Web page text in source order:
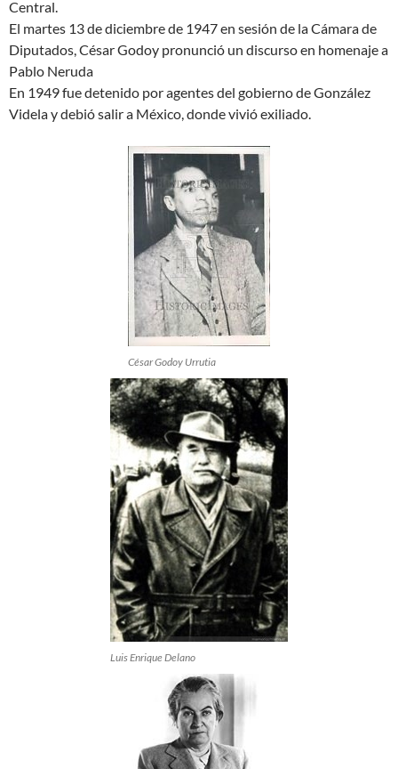
Central.
El martes 13 de diciembre de 1947 en sesión de la Cámara de
Diputados, César Godoy pronunció un discurso en homenaje a
Pablo Neruda
En 1949 fue detenido por agentes del gobierno de González
Videla y debió salir a México, donde vivió exiliado.
César Godoy Urrutia
Luis Enrique Delano